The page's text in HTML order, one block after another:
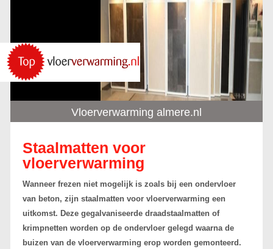
Vloerverwarming almere.nl
Staalmatten voor
vloerverwarming
Wanneer frezen niet mogelijk is zoals bij een ondervloer
van beton, zijn staalmatten voor vloerverwarming een
uitkomst. ­­Deze gegalvaniseerde draadstaalmatten of
krimpnetten worden op de ondervloer gelegd waarna de
buizen van de vloerverwarming erop worden gemonteerd.